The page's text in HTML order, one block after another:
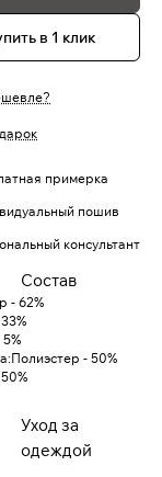
в 1 клик
примерка
пошив
консультант
Состав
- 62%
- 50%
Уход за
одеждой